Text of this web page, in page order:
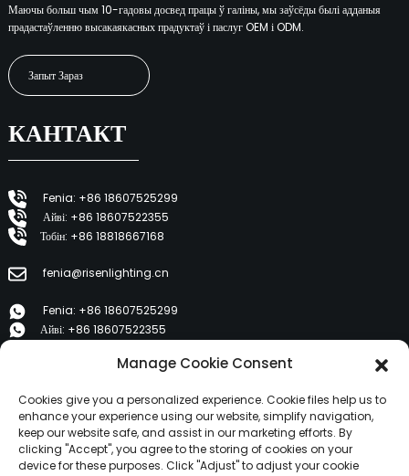
Маючы больш чым 10-гадовы досвед працы ў галіны, мы заўсёды былі адданыя
прадастаўленню высакаякасных прадуктаў і паслуг OEM і ODM.
Запыт Зараз
КАНТАКТ
Fenia: +86 18607525299
Айві: +86 18607522355
Тобін: +86 18818667168
fenia@risenlighting.cn
Fenia: +86 18607525299
Айві: +86 18607522355
ПРАДУКТЫ
Manage Cookie Consent
Cookies give you a personalized experience. Cookie files help us to
enhance your experience using our website, simplify navigation,
keep our website safe, and assist in our marketing efforts. By
clicking "Accept", you agree to the storing of cookies on your
device for these purposes. Click "Adjust" to adjust your cookie